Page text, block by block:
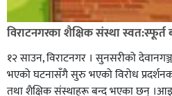
विराटनगरका शैक्षिक संस्था स्वत:स्फूर्त
१२ साउन, विराटनगर । सुनसरीको
भएको घटनासँगै सुरु भएको विरोध
तथा शैक्षिक संस्थाहरू बन्द भएका छन्